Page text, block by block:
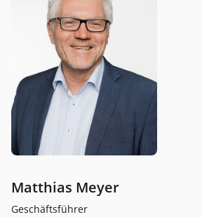
Matthias Meyer
Geschäftsführer